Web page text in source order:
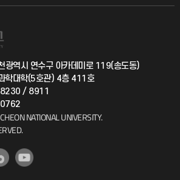
역시 연수구 아카데미로 119(송도동)
학대학(5호관) 4층 411호
/ 8911
NATIONAL UNIVERSITY.